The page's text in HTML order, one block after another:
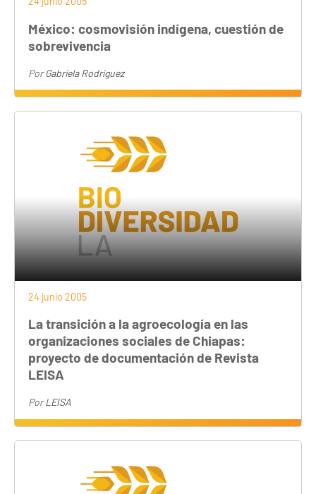
México: cosmovisión indígena, cuestión de
sobrevivencia
PorGabriela Rodríguez
24 junio 2005
La transición a la agroecología en las
organizaciones sociales de Chiapas:
proyecto de documentación de Revista
LEISA
PorLEISA